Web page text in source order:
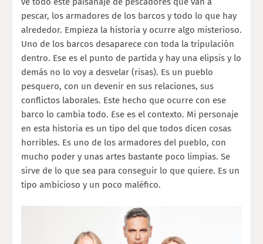
pescar, los armadores de los barcos y todo lo que hay
alrededor. Empieza la historia y ocurre algo misterioso.
Uno de los barcos desaparece con toda la tripulación
dentro. Ese es el punto de partida y hay una elipsis y lo
demás no lo voy a desvelar (risas). Es un pueblo
pesquero, con un devenir en sus relaciones, sus
conflictos laborales. Este hecho que ocurre con ese
barco lo cambia todo. Ese es el contexto. Mi personaje
en esta historia es un tipo del que todos dicen cosas
horribles. Es uno de los armadores del pueblo, con
mucho poder y unas artes bastante poco limpias. Se
sirve de lo que sea para conseguir lo que quiere. Es un
tipo ambicioso y un poco maléfico.